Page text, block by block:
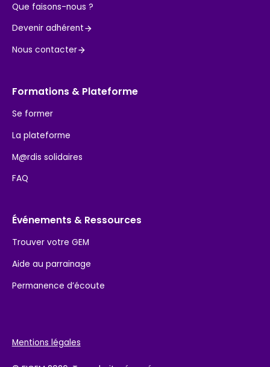
Que faisons-nous ?
Devenir adhérent
Nous contacter
Formations & Plateforme
Se former
La plateforme
M@rdis solidaires
FAQ
Événements & Ressources
Trouver votre GEM
Aide au parrainage
Permanence d’écoute
Mentions légales